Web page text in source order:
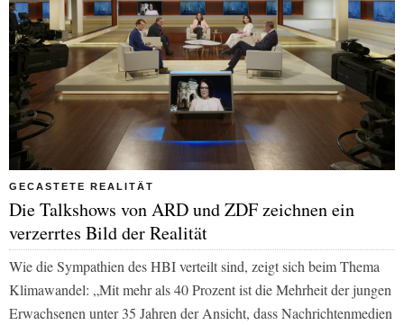
GECASTETE REALITÄT
Die Talkshows von ARD und ZDF zeichnen ein
verzerrtes Bild der Realität
Wie die Sympathien des HBI verteilt sind, zeigt sich beim Thema
Klimawandel: „Mit mehr als 40 Prozent ist die Mehrheit der jungen
Erwachsenen unter 35 Jahren der Ansicht, dass Nachrichtenmedien